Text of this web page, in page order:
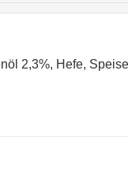
2,3%, Hefe,